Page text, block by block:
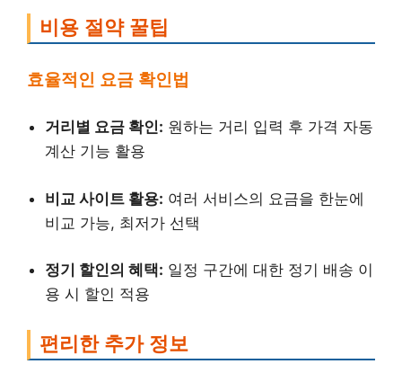
비용 절약 꿀팁
효율적인 요금 확인법
거리별 요금 확인: 원하는 거리 입력 후 가격 자동
계산 기능 활용
비교 사이트 활용: 여러 서비스의 요금을 한눈에
비교 가능, 최저가 선택
정기 할인의 혜택: 일정 구간에 대한 정기 배송 이
용 시 할인 적용
편리한 추가 정보